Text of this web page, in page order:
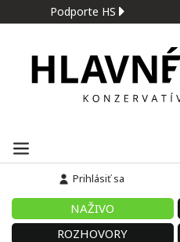
Podporte HS
Prihlásiť sa
NAŽIVO
ROZHOVORY